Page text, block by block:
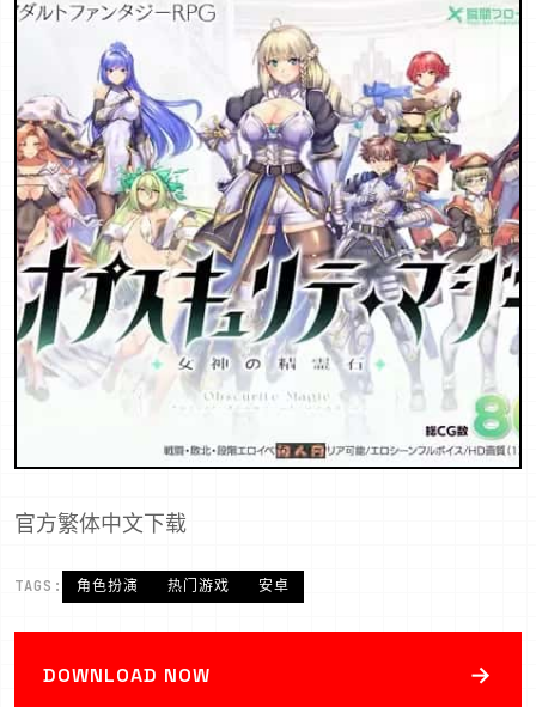
官方繁体中文下载
TAGS: 角色扮演 热门游戏 安卓
DOWNLOAD NOW →